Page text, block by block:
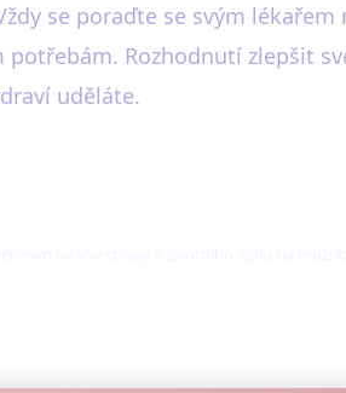
se poraďte se svým
Rozhodnutí zlepšit
uděláte.